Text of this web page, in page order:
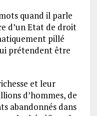
quand il parle
d’un Etat de droit
pillé
prétendent être
et leur
d’hommes, de
abandonnés dans